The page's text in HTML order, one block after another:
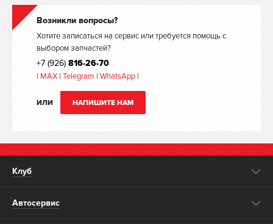
Возникли вопросы?
Хотите записаться на сервис или требуется помощь с
выбором запчастей?
+7 (926) 816-26-70
| MAX | Telegram | WhatsApp |
ИЛИ НАПИШИТЕ НАМ
Клуб
Автосервис